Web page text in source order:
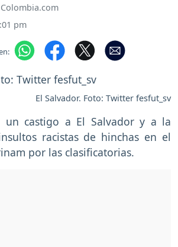
Colombia.com
pm
El Salvador. Foto: Twitter fesfut_sv
un castigo a El Salvador y a la
racistas de hinchas en el
por las clasificatorias.